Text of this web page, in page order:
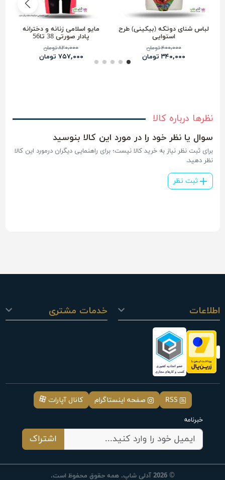
لباس شنای دوتکه (بیکینی) طرح
استوایی
۴۰۰,۰۰۰ تومان
۳۴۰,۰۰۰ تومان
مایو اسلامی زنانه و دخترانه
پادار صورتی 38 تا56
۸۲۰,۰۰۰ تومان
۷۵۷,۰۰۰ تومان
نظرها درباره کالا
سوال یا نظر خود را در مورد این کالا بنوسید
برای ثبت نظر نیاز به خرید کالا نیست؛ برای راهنمایی دیگران درمورد این کالا
نظر دهید.
ثبت نظر
اطلاعات خدمات مشتری
RSS صفحه اینستاگرام کانال آپارات
خبرنامه
اشتراک
© 2026 آدلی شاپ. همه حقوق محفوظ است.